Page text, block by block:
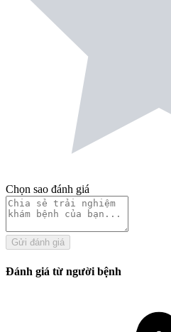
Chọn sao đánh giá
Gửi đánh giá
Đánh giá từ người bệnh